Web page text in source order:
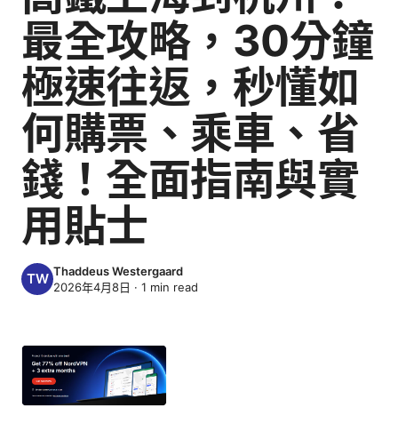
最全攻略，30分鐘
極速往返，秒懂如
何購票、乘車、省
錢！全面指南與實
用貼士
Thaddeus Westergaard
2026年4月8日 · 1 min read